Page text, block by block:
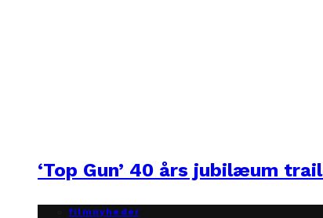
‘Top Gun’ 40 års jubilæum
filmnyheder